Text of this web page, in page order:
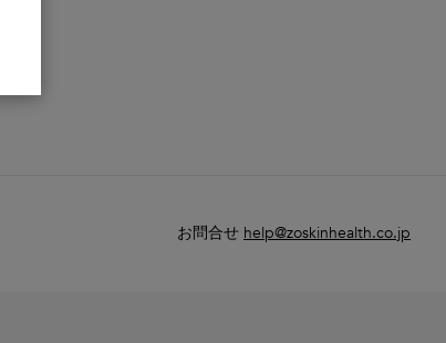
お問合せ help@zoskinhealth.co.jp